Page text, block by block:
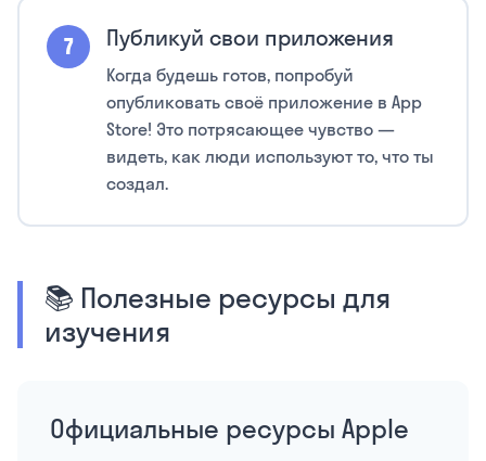
Публикуй свои приложения
Когда будешь готов, попробуй
опубликовать своё приложение в App
Store! Это потрясающее чувство —
видеть, как люди используют то, что ты
создал.
📚 Полезные ресурсы для
изучения
Официальные ресурсы Apple